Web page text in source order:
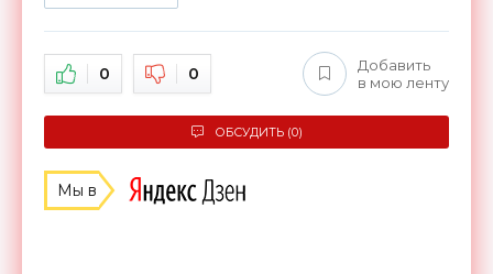
0 0
Добавить
в мою ленту
ОБСУДИТЬ (0)
Мы в